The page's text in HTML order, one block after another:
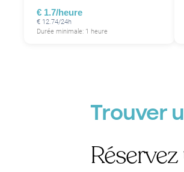
€ 1.7/heure
€ 12.74/24h
Durée minimale: 1 heure
Trouver